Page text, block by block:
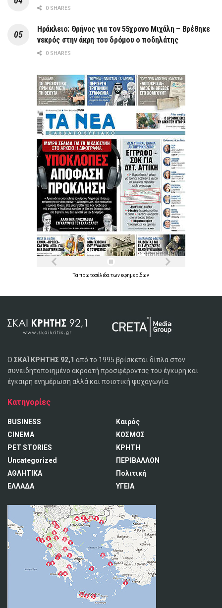
0 SHARES
Ηράκλειο: Θρήνος για τον 55χρονο Μιχάλη – Βρέθηκε
νεκρός στην άκρη του δρόμου ο ποδηλάτης
0 SHARES
Ταπρωτοσέλιδατωνεφημερίδων
Ο ΣΚΑΪ ΚΡΗΤΗΣ 92,1 από το 1995 βρίσκεται δίπλα στον
συνειδητοποιημένο ακροατή προσφέροντας του έγκυρη και
έγκαιρη ενημέρωση αλλά και ποιοτική ψυχαγωγία.
Κατηγορίες
BUSINESS
CINEMA
PET STORIES
Uncategorized
ΑΘΛΗΤΙΚΑ
ΕΛΛΑΔΑ
Καιρός
ΚΟΣΜΟΣ
ΚΡΗΤΗ
ΠΕΡΙΒΑΛΛΟΝ
Πολιτική
ΥΓΕΙΑ